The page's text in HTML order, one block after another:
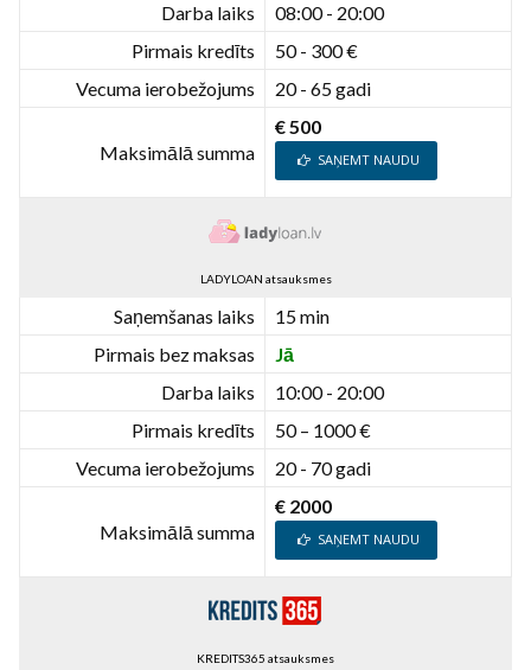
Darba laiks
08:00 - 20:00
Pirmais kredīts
50 - 300 €
Vecuma ierobežojums
20 - 65 gadi
Maksimālā summa
€ 500
SAŅEMT NAUDU
LADYLOAN atsauksmes
Saņemšanas laiks
15 min
Pirmais bez maksas
Jā
Darba laiks
10:00 - 20:00
Pirmais kredīts
50 – 1000 €
Vecuma ierobežojums
20 - 70 gadi
Maksimālā summa
€ 2000
SAŅEMT NAUDU
KREDITS365 atsauksmes